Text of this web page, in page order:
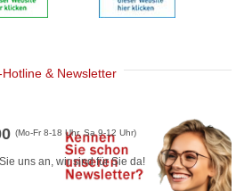
& Newsletter
(Mo-Fr 8-18 Uhr, Sa 9-12 Uhr)
uns an, wir sind für Sie da!